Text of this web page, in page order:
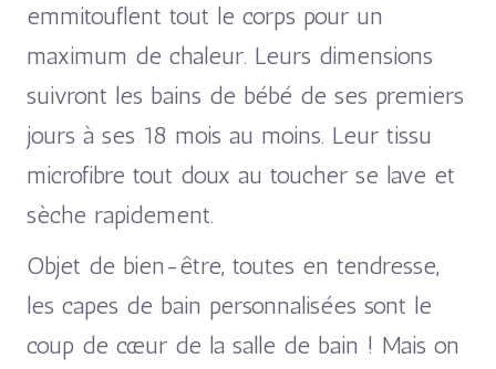
emmitouflent tout le corps pour un
maximum de chaleur. Leurs dimensions
suivront les bains de bébé de ses premiers
jours à ses 18 mois au moins. Leur tissu
microfibre tout doux au toucher se lave et
sèche rapidement.
Objet de bien-être, toutes en tendresse,
les capes de bain personnalisées sont le
coup de cœur de la salle de bain ! Mais on